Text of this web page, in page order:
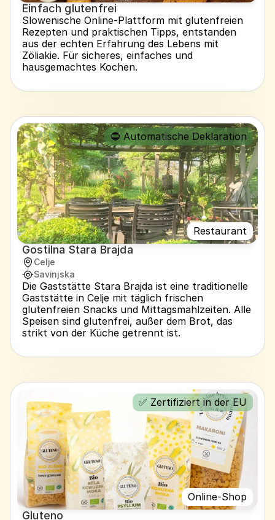
Einfach glutenfrei
Slowenische Online-Plattform mit glutenfreien
Rezepten und praktischen Tipps, entstanden
aus der echten Erfahrung des Lebens mit
Zöliakie. Für sicheres, einfaches und
hausgemachtes Kochen.
Restaurant
🔵 Automatische Deklaration
Gostilna Stara Brajda
Celje
Savinjska
Die Gaststätte Stara Brajda ist eine traditionelle
Gaststätte in Celje mit täglich frischen
glutenfreien Snacks und Mittagsmahlzeiten. Alle
Speisen sind glutenfrei, außer dem Brot, das
strikt von der Küche getrennt ist.
Online-Shop
✅ Zertifiziert in der EU
Gluteno